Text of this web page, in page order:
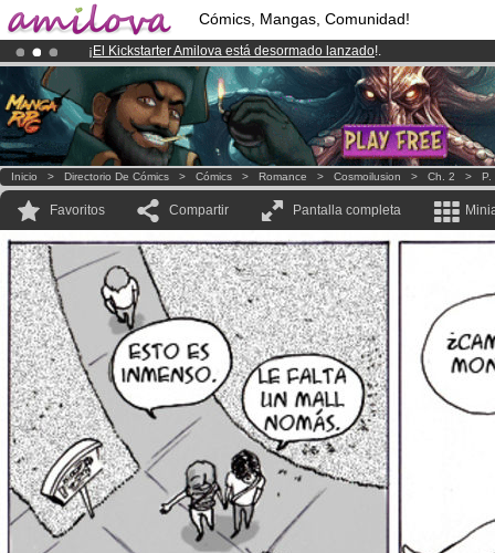
Cómics, Mangas, Comunidad!
¡ El Kickstarter Amilova está desormado lanzado!.
¡Conviertete en Premium por3.95 eurosal mes!Hazte Premium ya
Inicio > Directorio De Cómics > Cómics > Romance > Cosmoilusion > Ch. 2 > P.
Favoritos Compartir Pantalla completa